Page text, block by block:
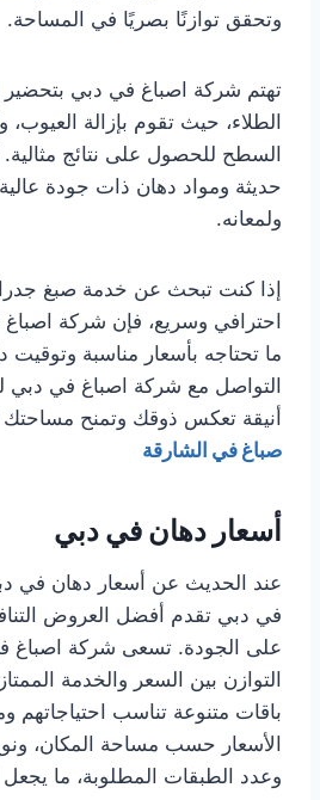
وتحقق توازنًا بصريًا في المساحة.
تهتم شركة اصباغ في دبي بتحضير
الطلاء، حيث تقوم بإزالة العيوب،
السطح للحصول على نتائج
حديثة ومواد دهان ذات جودة
ولمعانه.
إذا كنت تبحث عن خدمة صبغ
احترافي وسريع، فإن شركة
ما تحتاجه بأسعار مناسبة وتوقيت
التواصل مع شركة اصباغ في
أنيقة تعكس ذوقك وتمنح مساحتك
صباغ في الشارقة
أسعار دهان في دبي
عند الحديث عن أسعار دهان في
في دبي تقدم أفضل العروض
على الجودة. تسعى شركة اصباغ
التوازن بين السعر والخدمة
باقات متنوعة تناسب احتياجاتهم
الأسعار حسب مساحة المكان،
وعدد الطبقات المطلوبة، ما يجعل